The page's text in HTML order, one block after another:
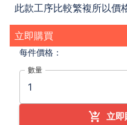
此款工序比較繁複所以價
立即購買
每件價格：
數量
立即